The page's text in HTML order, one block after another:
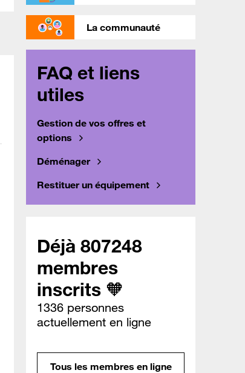
La communauté
FAQ et liens
utiles
Gestion de vos offres et
options
Déménager
Restituer un équipement
Déjà 807248
membres
inscrits 🧡
1336 personnes
actuellement en ligne
Tous les membres en ligne